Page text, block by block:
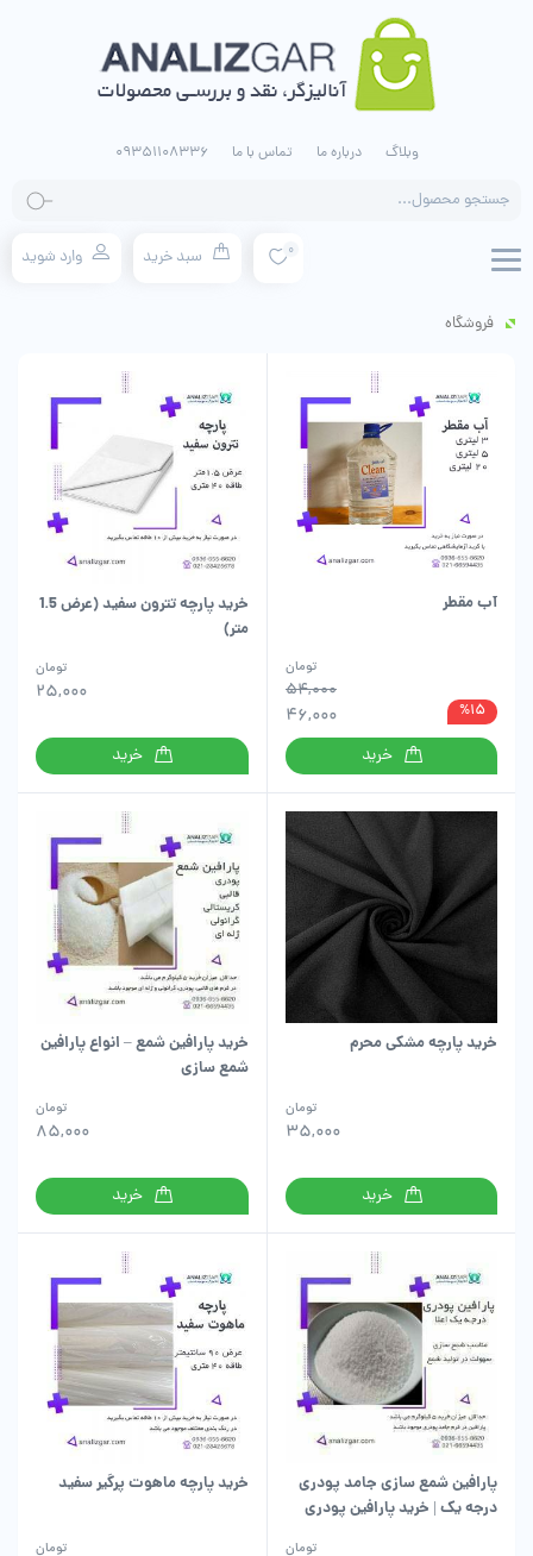
وبلاگ درباره ما تماس با ما 09351108336
محصولات
0 سبد خرید وارد شوید
فروشگاه
آب مقطر
54,000
تومان
46,000 %15
خرید
خرید پارچه تترون سفید (عرض 1.5
متر)
25,000
تومان
خرید
خرید پارچه مشکی محرم
35,000
تومان
خرید
خرید پارافین شمع – انواع پارافین
شمع سازی
85,000
تومان
خرید
پارافین شمع سازی جامد پودری
درجه یک | خرید پارافین پودری
تومان
خرید پارچه ماهوت پرگیر سفید
تومان